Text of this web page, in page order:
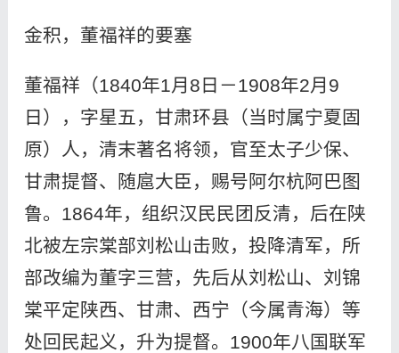
金积，董福祥的要塞
董福祥（1840年1月8日－1908年2月9
日），字星五，甘肃环县（当时属宁夏固
原）人，清末著名将领，官至太子少保、
甘肃提督、随扈大臣，赐号阿尔杭阿巴图
鲁。1864年，组织汉民民团反清，后在陕
北被左宗棠部刘松山击败，投降清军，所
部改编为董字三营，先后从刘松山、刘锦
棠平定陕西、甘肃、西宁（今属青海）等
处回民起义，升为提督。1900年八国联军